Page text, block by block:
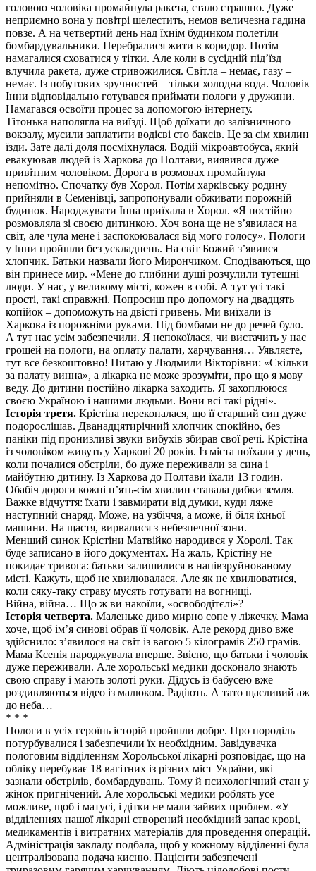
головою чоловіка промайнула ракета, стало страшно. Дуже
неприємно вона у повітрі шелестить, немов величезна гадина
повзе. А на четвертий день над їхнім будинком полетіли
бомбардувальники. Перебралися жити в коридор. Потім
намагалися сховатися у тітки. Але коли в сусідній під’їзд
влучила ракета, дуже стривожилися. Світла – немає, газу –
немає. Із побутових зручностей – тільки холодна вода. Чоловік
Інни відповідально готувався приймати пологи у дружини.
Намагався освоїти процес за допомогою інтернету.
Тітонька наполягла на виїзді. Щоб доїхати до залізничного
вокзалу, мусили заплатити водієві сто баксів. Це за сім хвилин
їзди. Зате далі доля посміхнулася. Водій мікроавтобуса, який
евакуював людей із Харкова до Полтави, виявився дуже
привітним чоловіком. Дорога в розмовах промайнула
непомітно. Спочатку був Хорол. Потім харківську родину
прийняли в Семенівці, запропонували обживати порожній
будинок. Народжувати Інна приїхала в Хорол. «Я постійно
розмовляла зі своєю дитинкою. Хоч вона ще не з’явилася на
світ, але чула мене і заспокоювалася від мого голосу». Пологи
у Інни пройшли без ускладнень. На світ Божий з’явився
хлопчик. Батьки назвали його Мирончиком. Сподіваються, що
він принесе мир. «Мене до глибини душі розчулили тутешні
люди. У нас, у великому місті, кожен в собі. А тут усі такі
прості, такі справжні. Попросиш про допомогу на двадцять
копійок – допоможуть на двісті гривень. Ми виїхали із
Харкова із порожніми руками. Під бомбами не до речей було.
А тут нас усім забезпечили. Я непокоїлася, чи вистачить у нас
грошей на пологи, на оплату палати, харчування… Уявляєте,
тут все безкоштовно! Питаю у Людмили Вікторівни: «Скільки
за палату винна», а лікарка не може зрозуміти, про що я мову
веду. До дитини постійно лікарка заходить. Я захоплююся
своєю Україною і нашими людьми. Вони всі такі рідні».
Історія третя. Крістіна переконалася, що її старший син дуже
подорослішав. Дванадцятирічний хлопчик спокійно, без
паніки під пронизливі звуки вибухів збирав свої речі. Крістіна
із чоловіком живуть у Харкові 20 років. Із міста поїхали у день,
коли почалися обстріли, бо дуже переживали за сина і
майбутню дитину. Із Харкова до Полтави їхали 13 годин.
Обабіч дороги кожні п’ять-сім хвилин ставала дибки земля.
Важке відчуття: їхати і завмирати від думки, куди ляже
наступний снаряд. Може, на узбіччя, а може, й біля їхньої
машини. На щастя, вирвалися з небезпечної зони.
Менший синок Крістіни Матвійко народився у Хоролі. Так
буде записано в його документах. На жаль, Крістіну не
покидає тривога: батьки залишилися в напівзруйнованому
місті. Кажуть, щоб не хвилювалася. Але як не хвилюватися,
коли сяку-таку страву мусять готувати на вогнищі.
Війна, війна… Що ж ви накоїли, «освободітєлі»?
Історія четверта. Маленьке диво мирно сопе у ліжечку. Мама
хоче, щоб ім’я синові обрав її чоловік. Але рекорд диво вже
здійснило: з’явилося на світ із вагою 5 кілограмів 250 грамів.
Мама Ксенія народжувала вперше. Звісно, що батьки і чоловік
дуже переживали. Але хорольські медики досконало знають
свою справу і мають золоті руки. Дідусь із бабусею вже
роздивляються відео із малюком. Радіють. А тато щасливий аж
до неба…
* * *
Пологи в усіх героїнь історій пройшли добре. Про породіль
потурбувалися і забезпечили їх необхідним. Завідувачка
пологовим відділенням Хорольської лікарні розповідає, що на
обліку перебуває 18 вагітних із різних міст України, які
зазнали обстрілів, бомбардувань. Тому й психологічний стан у
жінок пригнічений. Але хорольські медики роблять усе
можливе, щоб і матусі, і дітки не мали зайвих проблем. «У
відділеннях нашої лікарні створений необхідний запас крові,
медикаментів і витратних матеріалів для проведення операцій.
Адміністрація закладу подбала, щоб у кожному відділенні була
централізована подача кисню. Пацієнти забезпечені